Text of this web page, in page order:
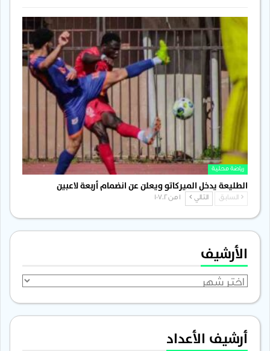
رياضة محلية
الطليعة يدخل الميركاتو ويعلن عن انضمام أربعة لاعبين
السابق التالي
الأرشيف
الأرشيف
أرشيف الأعداد